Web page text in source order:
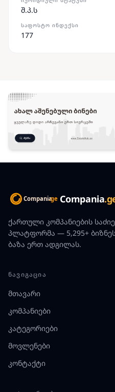
შ.პ.ს
ᲡᲐᲤᲝᲡᲢᲝ ᲘᲜᲓᲔᲥᲡᲘ
177
Compania
ქართული კომპანიების
პლატფორმა — 5,295+
ბაზა ერთ ადგილას.
ᲜᲐᲕᲘᲒᲐᲪᲘᲐ
მთავარი
კომპანიები
კატეგორიები
მოვლენები
კონტაქტი